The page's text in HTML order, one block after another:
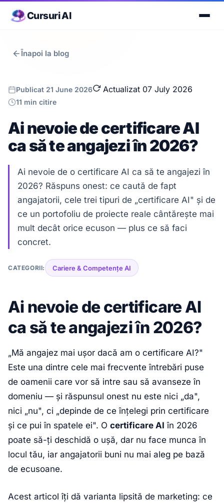
Cursuri AI
Înapoi la blog
Publicat 21 June 2026 Actualizat 07 July 2026
11 min citire
Ai nevoie de certificare AI
ca să te angajezi în 2026?
Ai nevoie de o certificare AI ca să te angajezi în
2026? Răspuns onest: ce caută de fapt
angajatorii, cele trei tipuri de „certificare AI" și de
ce un portofoliu de proiecte reale cântărește mai
mult decât orice ecuson — plus ce să faci
concret.
CATEGORII: Cariere & Competențe AI
Ai nevoie de certificare AI
ca să te angajezi în 2026?
„Mă angajez mai ușor dacă am o certificare AI?"
Este una dintre cele mai frecvente întrebări puse
de oamenii care vor să intre sau să avanseze în
domeniu — și răspunsul onest nu este nici „da",
nici „nu", ci „depinde de ce înțelegi prin certificare
și ce pui în spatele ei". O certificare AI în 2026
poate să-ți deschidă o ușă, dar nu face munca în
locul tău, iar angajatorii buni nu mai aleg pe bază
de ecusoane.
Acest articol îți dă varianta lipsită de marketing: ce